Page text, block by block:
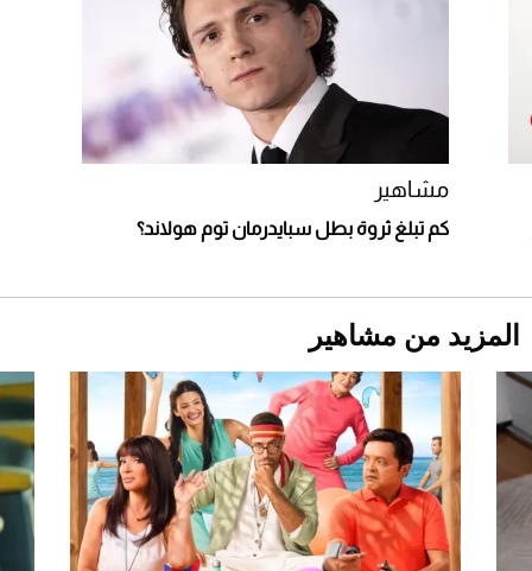
أغلى 10 عطور في العالم للرجال تمنحك فخامة
استثنائية
Aston Martin Valiant: على هوى الأبطال
"بوجاتي ميسترال" الاستثنائية للبيع في مزاد
مونتيري
2026-07-23
مشاهير
كم تبلغ ثروة بطل سبايدرمان توم هولاند؟
المزيد من مشاهير